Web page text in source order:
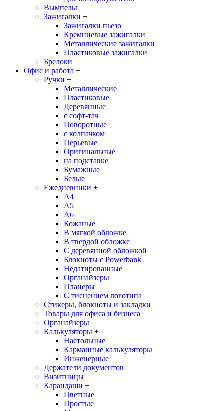
Вымпелы
Зажигалки +
Зажигалки пьезо
Кремниевые зажигалки
Металлические зажигалки
Пластиковые зажигалки
Брелоки
Офис и работа +
Ручки +
Металлические
Пластиковые
Деревянные
с софт-тач
Поворотные
с колпачком
Перьевые
Оригинальные
на подставке
Бумажные
Белые
Ежедневники +
A4
A5
A6
Кожаные
В мягкой обложке
В твердой обложке
С деревянной обложкой
Блокноты с Powerbank
Недатированные
Органайзеры
Планеры
С тиснением логотипа
Стикеры, блокноты и закладки
Товары для офиса и бизнеса
Органайзеры
Калькуляторы +
Настольные
Карманные калькуляторы
Инженерные
Держатели документов
Визитницы
Карандаши +
Цветные
Простые